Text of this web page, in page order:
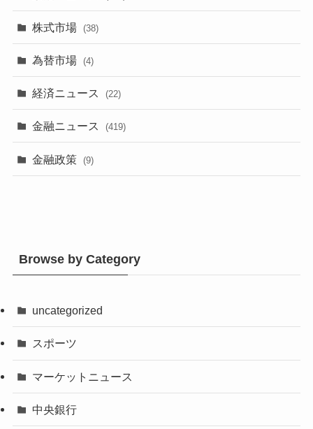
株式市場 (38)
為替市場 (4)
経済ニュース (22)
金融ニュース (419)
金融政策 (9)
Browse by Category
uncategorized
スポーツ
マーケットニュース
中央銀行